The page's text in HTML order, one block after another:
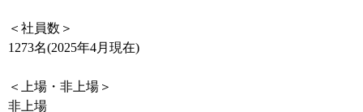
＜社員数＞
1273名(2025年4月現在)
＜上場・非上場＞
非上場